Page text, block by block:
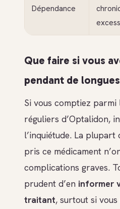
Dépendance
Que faire si vous
pendant de
Si vous comptiez parmi
réguliers d’Optalidon,
l’inquiétude. La
pris ce médicament
complications graves.
prudent d’en informer
traitant, surtout si